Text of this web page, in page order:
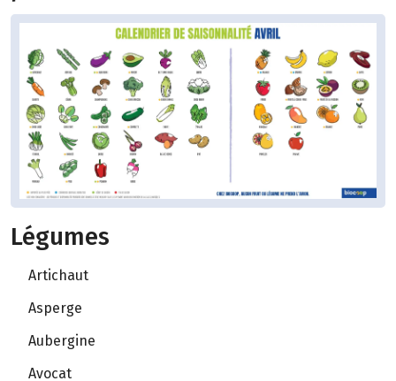
Légumes
Artichaut
Asperge
Aubergine
Avocat